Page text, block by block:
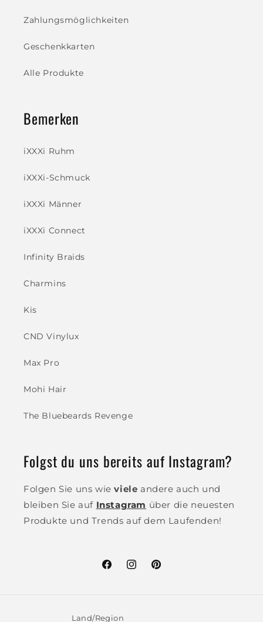
Zahlungsmöglichkeiten
Geschenkkarten
Alle Produkte
Bemerken
iXXXi Ruhm
iXXXi-Schmuck
iXXXi Männer
iXXXi Connect
Infinity Braids
Charmins
Kis
CND Vinylux
Max Pro
Mohi Hair
The Bluebeards Revenge
Folgst du uns bereits auf Instagram?
Folgen Sie uns wieviele andere auch und
bleiben Sie auf Instagram über die neuesten
Produkte und Trends auf dem Laufenden!
FacebookInstagramPinterest
Land/Region